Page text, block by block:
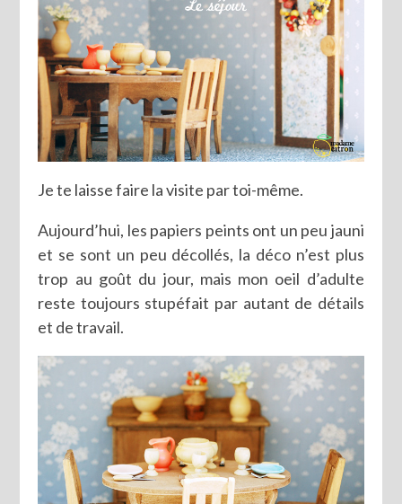
Je te laisse faire la visite par toi-même.
Aujourd’hui, les papiers peints ont un peu jauni
et se sont un peu décollés, la déco n’est plus
trop au goût du jour, mais mon oeil d’adulte
reste toujours stupéfait par autant de détails
et de travail.